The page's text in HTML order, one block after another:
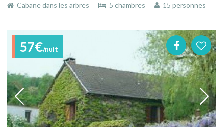
Cabane dans les arbres
5 chambres 15 personnes
57€/nuit